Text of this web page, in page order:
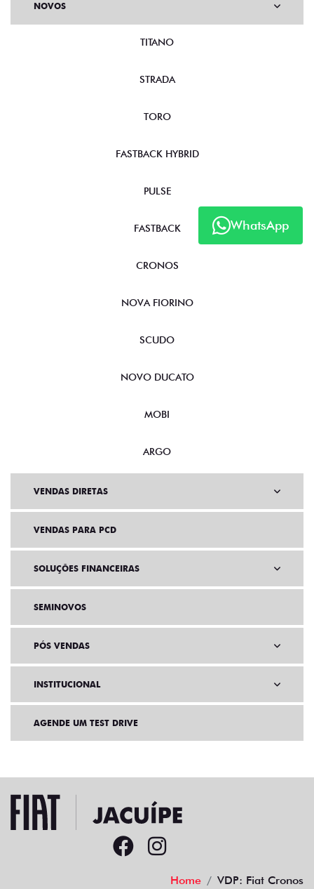
WhatsApp
NOVOS
TITANO
STRADA
TORO
FASTBACK HYBRID
PULSE
FASTBACK
CRONOS
NOVA FIORINO
SCUDO
NOVO DUCATO
MOBI
ARGO
VENDAS DIRETAS
VENDAS PARA PCD
SOLUÇÕES FINANCEIRAS
SEMINOVOS
PÓS VENDAS
INSTITUCIONAL
AGENDE UM TEST DRIVE
Home VDP: Fiat Cronos